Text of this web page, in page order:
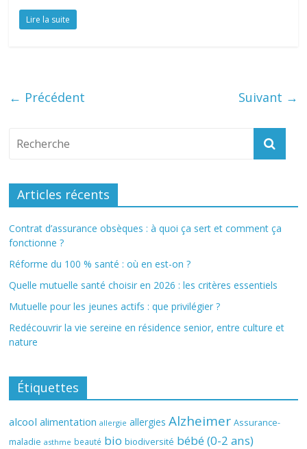
Lire la suite
← Précédent Suivant →
Articles récents
Contrat d’assurance obsèques : à quoi ça sert et comment ça
fonctionne ?
Réforme du 100 % santé : où en est-on ?
Quelle mutuelle santé choisir en 2026 : les critères essentiels
Mutuelle pour les jeunes actifs : que privilégier ?
Redécouvrir la vie sereine en résidence senior, entre culture et
nature
Étiquettes
alcool alimentation allergie allergies Alzheimer Assurance-
maladie asthme beauté bio biodiversité bébé (0-2 ans)